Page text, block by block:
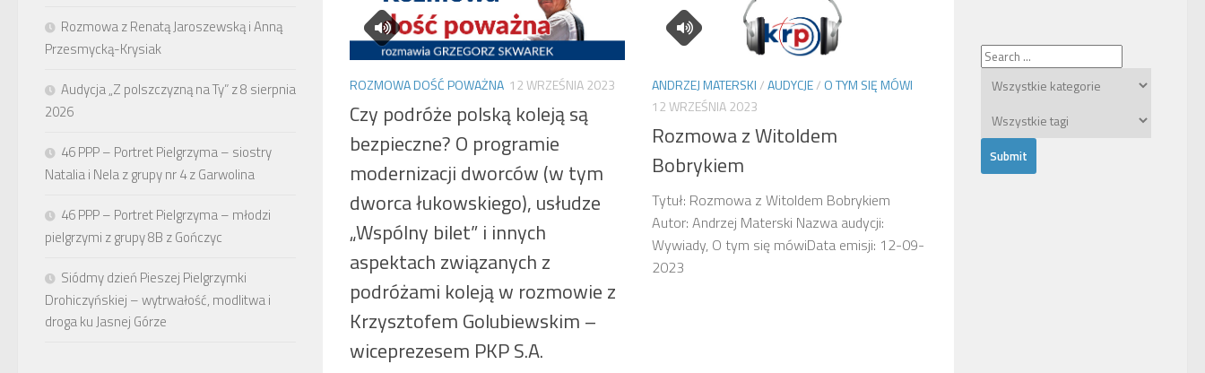
ROZMOWA DOŚĆ POWAŻNA 12 WRZEŚNIA 2023
Czy podróże polską koleją są
bezpieczne? O programie
modernizacji dworców (w tym
dworca łukowskiego), usłudze
„Wspólny bilet” i innych
aspektach związanych z
podróżami koleją w rozmowie z
Krzysztofem Golubiewskim –
wiceprezesem PKP S.A.
ANDRZEJ MATERSKI/AUDYCJE/ O TYM SIĘ MÓWI
12 WRZEŚNIA 2023
Rozmowa z Witoldem
Bobrykiem
Tytuł: Rozmowa z Witoldem Bobrykiem
Autor: Andrzej Materski Nazwa audycji:
Wywiady, O tym się mówiData emisji: 12-09-
2023
Rozmowa z Renatą Jaroszewską i Anną
Przesmycką-Krysiak
Audycja „Z polszczyzną na Ty” z 8 sierpnia
2026
46 PPP – Portret Pielgrzyma – siostry
Natalia i Nela z grupy nr 4 z Garwolina
46 PPP – Portret Pielgrzyma – młodzi
pielgrzymi z grupy 8B z Gończyc
Siódmy dzień Pieszej Pielgrzymki
Drohiczyńskiej – wytrwałość, modlitwa i
droga ku Jasnej Górze